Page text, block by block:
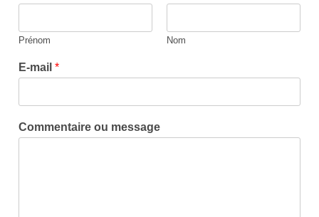
Prénom Nom
E-mail *
Commentaire ou message